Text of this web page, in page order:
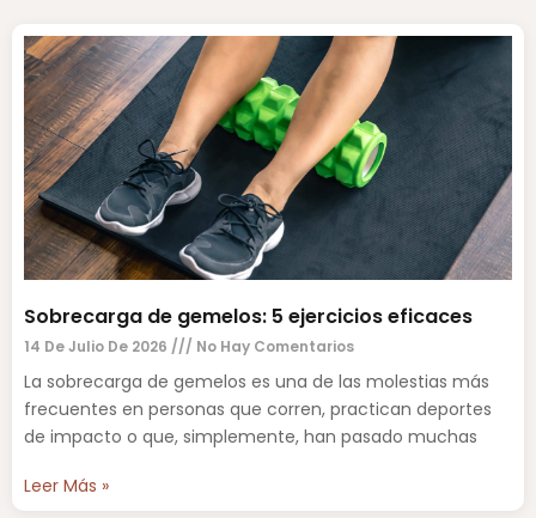
Sobrecarga de gemelos: 5 ejercicios eficaces
14 De Julio De 2026 No Hay Comentarios
La sobrecarga de gemelos es una de las molestias más
frecuentes en personas que corren, practican deportes
de impacto o que, simplemente, han pasado muchas
Leer Más »